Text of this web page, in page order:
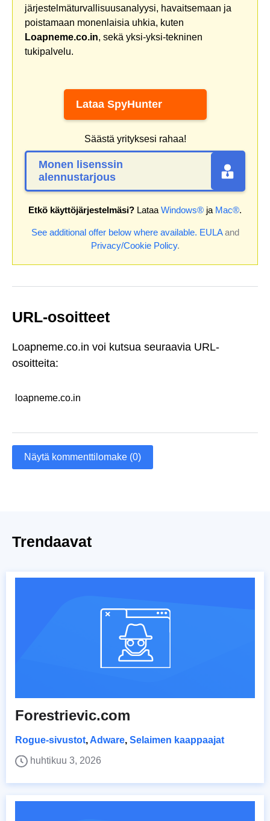
järjestelmäturvallisuusanalyysi, havaitsemaan ja
poistamaan monenlaisia uhkia, kuten
Loapneme.co.in, sekä yksi-yksi-tekninen
tukipalvelu.
Lataa SpyHunter
Säästä yrityksesi rahaa!
Monen lisenssin
alennustarjous
Etkö käyttöjärjestelmäsi? LataaWindows® ja Mac®.
See additional offer below where available. EULAand
Privacy/Cookie Policy.
URL-osoitteet
Loapneme.co.in voi kutsua seuraavia URL-
osoitteita:
loapneme.co.in
Näytä kommenttilomake (0)
Trendaavat
Forestrievic.com
Rogue-sivustot, Adware, Selaimen kaappaajat
huhtikuu 3, 2026